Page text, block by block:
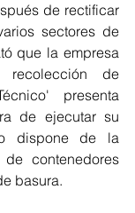
de rectificar
sectores de
que la empresa
de
presenta
de ejecutar su
dispone de la
contenedores
basura.